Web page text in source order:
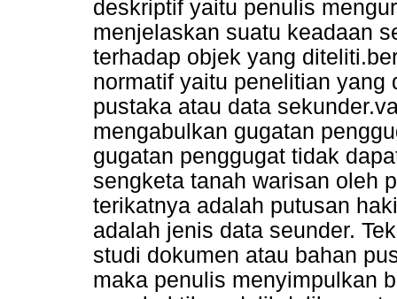
deskriptif yaitu penulis
menjelaskan suatu keadaan
terhadap objek yang
normatif yaitu penelitian
pustaka atau data
mengabulkan gugatan
gugatan penggugat tidak
sengketa tanah warisan oleh
terikatnya adalah putusan
adalah jenis data seunder.
studi dokumen atau bahan
maka penulis menyimpulkan